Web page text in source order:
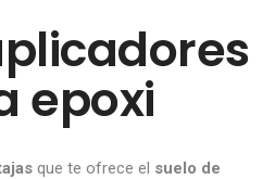
epoxi
que te ofrece el suelo de